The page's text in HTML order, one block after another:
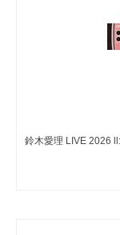
鈴木愛理 LIVE 2026